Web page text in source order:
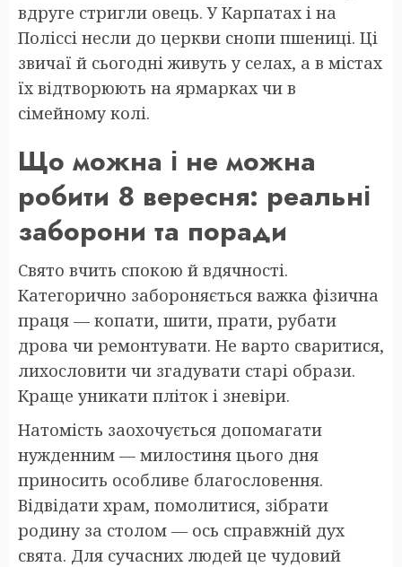
вдруге стригли овець. У Карпатах і на
Поліссі несли до церкви снопи пшениці. Ці
звичаї й сьогодні живуть у селах, а в містах
їх відтворюють на ярмарках чи в
сімейному колі.
Що можна і не можна
робити 8 вересня: реальні
заборони та поради
Свято вчить спокою й вдячності.
Категорично забороняється важка фізична
праця — копати, шити, прати, рубати
дрова чи ремонтувати. Не варто сваритися,
лихословити чи згадувати старі образи.
Краще уникати пліток і зневіри.
Натомість заохочується допомагати
нужденним — милостиня цього дня
приносить особливе благословення.
Відвідати храм, помолитися, зібрати
родину за столом — ось справжній дух
свята. Для сучасних людей це чудовий